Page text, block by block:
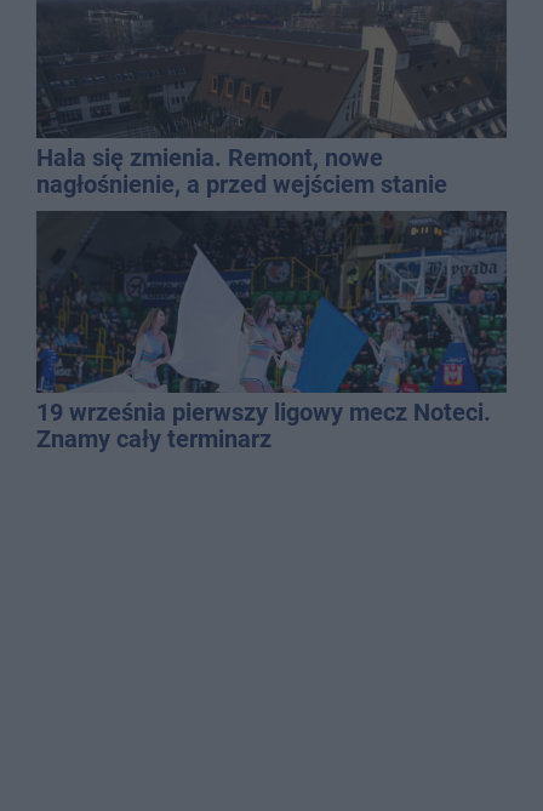
Hala się zmienia. Remont, nowe
nagłośnienie, a przed wejściem stanie
QEMETICA ARENA
19 września pierwszy ligowy mecz Noteci.
Znamy cały terminarz